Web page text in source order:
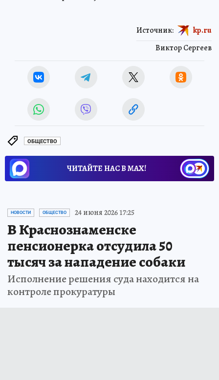
Виктор Сергеев
Источник: kp.ru
ОБЩЕСТВО
ЧИТАЙТЕ НАС В МАХ!
НОВОСТИ ОБЩЕСТВО 24 июня 2026 17:25
В Краснознаменске
пенсионерка отсудила 50
тысяч за нападение собаки
Исполнение решения суда находится на
контроле прокуратуры